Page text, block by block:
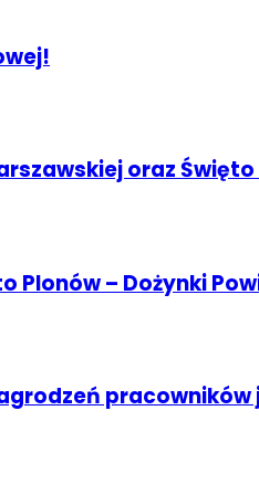
oraz
Plonów – Dożynki